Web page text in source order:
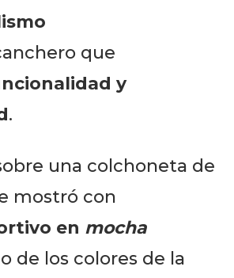
que
y
.
una colchoneta de
mostró con
en mocha
de los colores de la